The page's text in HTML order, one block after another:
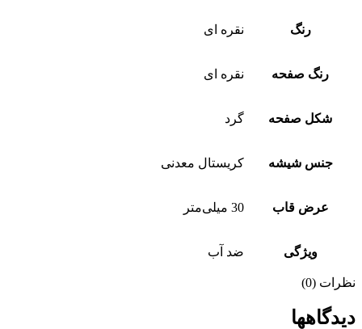
رنگ نقره ای
رنگ صفحه نقره ای
شکل صفحه گرد
جنس شیشه کریستال معدنی
عرض قاب 30 میلی‌متر
ویژگی ضد آب
نظرات (0)
دیدگاهها